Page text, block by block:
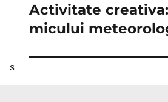
Articolul
următor:
Activitate
micului
s